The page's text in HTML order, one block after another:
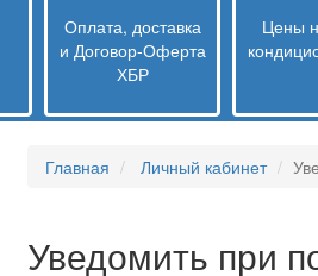
Оплата, доставка
и Договор-Оферта
ХБР
Цены
Главная Личный кабинет
Уведомить при